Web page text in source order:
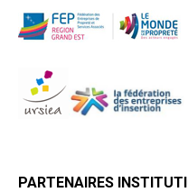
PARTENAIRES